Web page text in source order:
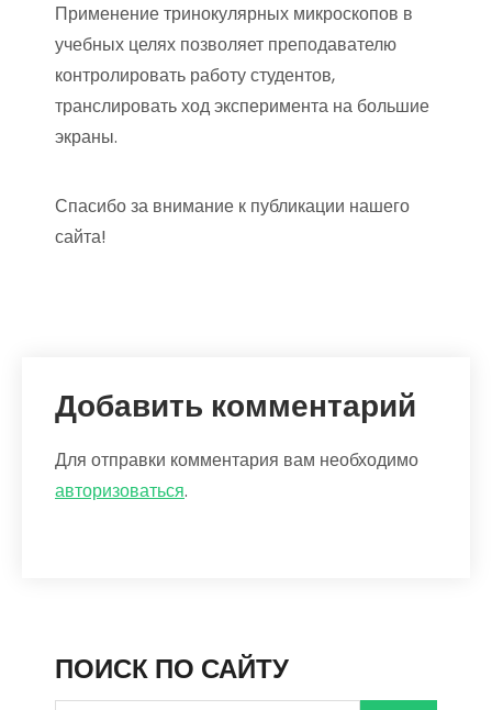
Применение тринокулярных микроскопов в
учебных целях позволяет преподавателю
контролировать работу студентов,
транслировать ход эксперимента на большие
экраны.
Спасибо за внимание к публикации нашего
сайта!
Добавить комментарий
Для отправки комментария вам необходимо
авторизоваться.
ПОИСК ПО САЙТУ